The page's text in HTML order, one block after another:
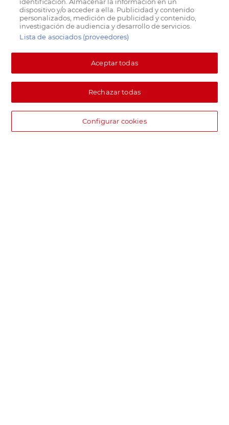
dispositivo y/o acceder a ella. Publicidad y contenido
personalizados, medición de publicidad y contenido,
investigación de audiencia y desarrollo de servicios.
Lista de asociados (proveedores)
Aceptar todas
Rechazar todas
Configurar cookies